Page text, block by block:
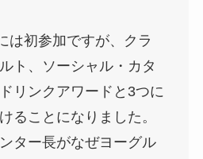
は初参加ですが、クラ
ト、ソーシャル・カタ
リンクアワードと3つに
ることになりました。
ター長がなぜヨーグル